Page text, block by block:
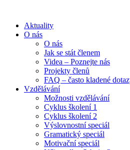
Aktuality
O nás
O nás
Jak se stát členem
Videa – Poznejte nás
Projekty členů
FAQ – často kladené
Vzdělávání
Možnosti vzdělávání
Cyklus školení 1
Cyklus školení 2
Výslovnostní speciál
Gramatický speciál
Motivační speciál